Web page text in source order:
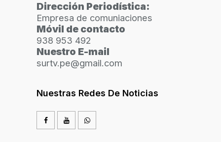
Dirección Periodística:
Empresa de comuniaciones
Móvil de contacto
938 953 492
Nuestro E-mail
surtv.pe@gmail.com
Nuestras Redes De Noticias